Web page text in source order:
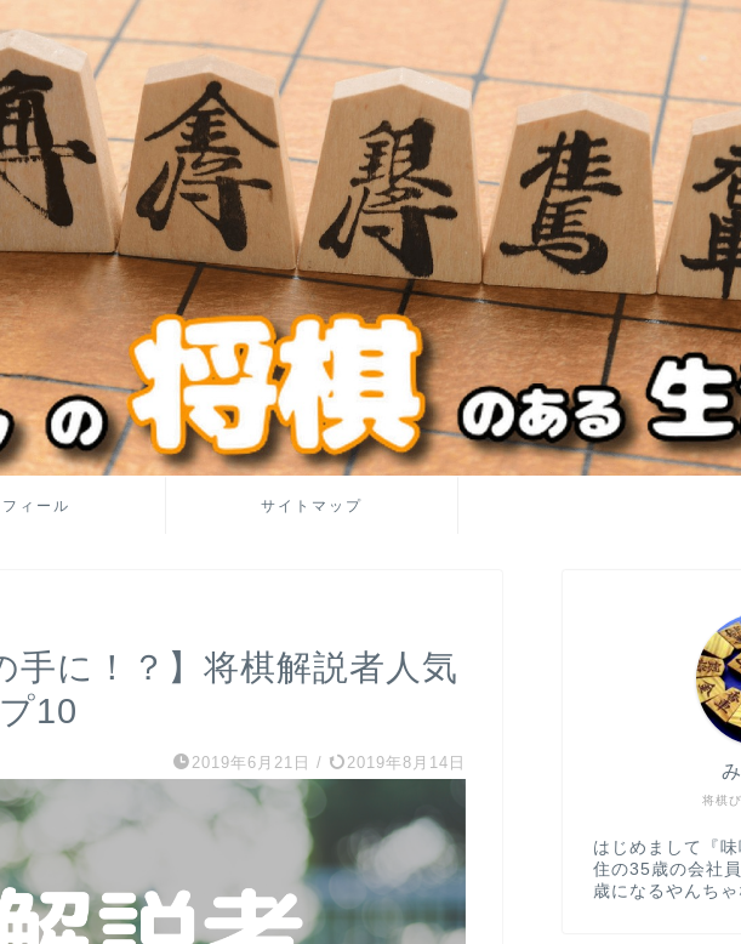
ィール サイトマップ
手に！？】将棋解説者人気
10
2019年6月21日 / 2019年8月14日
将棋
はじめまして『
住の35歳の会社
歳になるやんちゃ